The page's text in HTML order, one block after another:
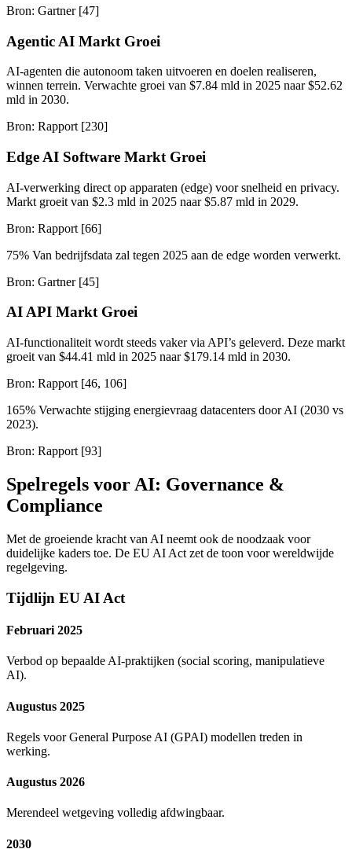
Bron: Gartner [47]
Agentic AI Markt Groei
AI-agenten die autonoom taken uitvoeren en doelen realiseren,
winnen terrein. Verwachte groei van $7.84 mld in 2025 naar $52.62
mld in 2030.
Bron: Rapport [230]
Edge AI Software Markt Groei
AI-verwerking direct op apparaten (edge) voor snelheid en privacy.
Markt groeit van $2.3 mld in 2025 naar $5.87 mld in 2029.
Bron: Rapport [66]
75% Van bedrijfsdata zal tegen 2025 aan de edge worden verwerkt.
Bron: Gartner [45]
AI API Markt Groei
AI-functionaliteit wordt steeds vaker via API’s geleverd. Deze markt
groeit van $44.41 mld in 2025 naar $179.14 mld in 2030.
Bron: Rapport [46, 106]
165% Verwachte stijging energievraag datacenters door AI (2030 vs
2023).
Bron: Rapport [93]
Spelregels voor AI: Governance &
Compliance
Met de groeiende kracht van AI neemt ook de noodzaak voor
duidelijke kaders toe. De EU AI Act zet de toon voor wereldwijde
regelgeving.
Tijdlijn EU AI Act
Februari 2025
Verbod op bepaalde AI-praktijken (social scoring, manipulatieve
AI).
Augustus 2025
Regels voor General Purpose AI (GPAI) modellen treden in
werking.
Augustus 2026
Merendeel wetgeving volledig afdwingbaar.
2030